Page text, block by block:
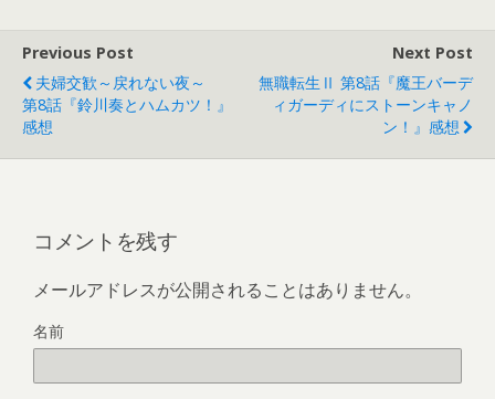
Previous Post
夫婦交歓～戻れない夜～
第8話『鈴川奏とハムカツ！』
感想
Next Post
無職転生Ⅱ 第8話『魔王バーデ
ィガーディにストーンキャノ
ン！』感想
コメントを残す
メールアドレスが公開されることはありません。
名前